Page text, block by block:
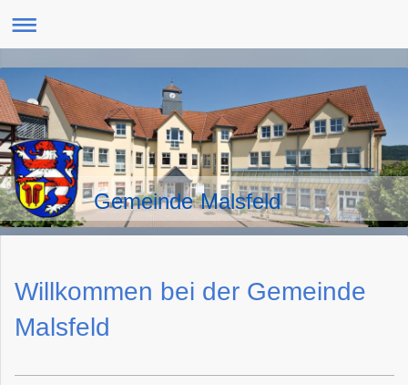
Gemeinde Malsfeld
Willkommen bei der Gemeinde
Malsfeld